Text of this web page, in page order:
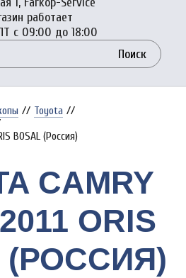
работает
с 09:00 до 18:00
Поиск
// Toyota //
BOSAL (Россия)
CAMRY
ORIS
(РОССИЯ)